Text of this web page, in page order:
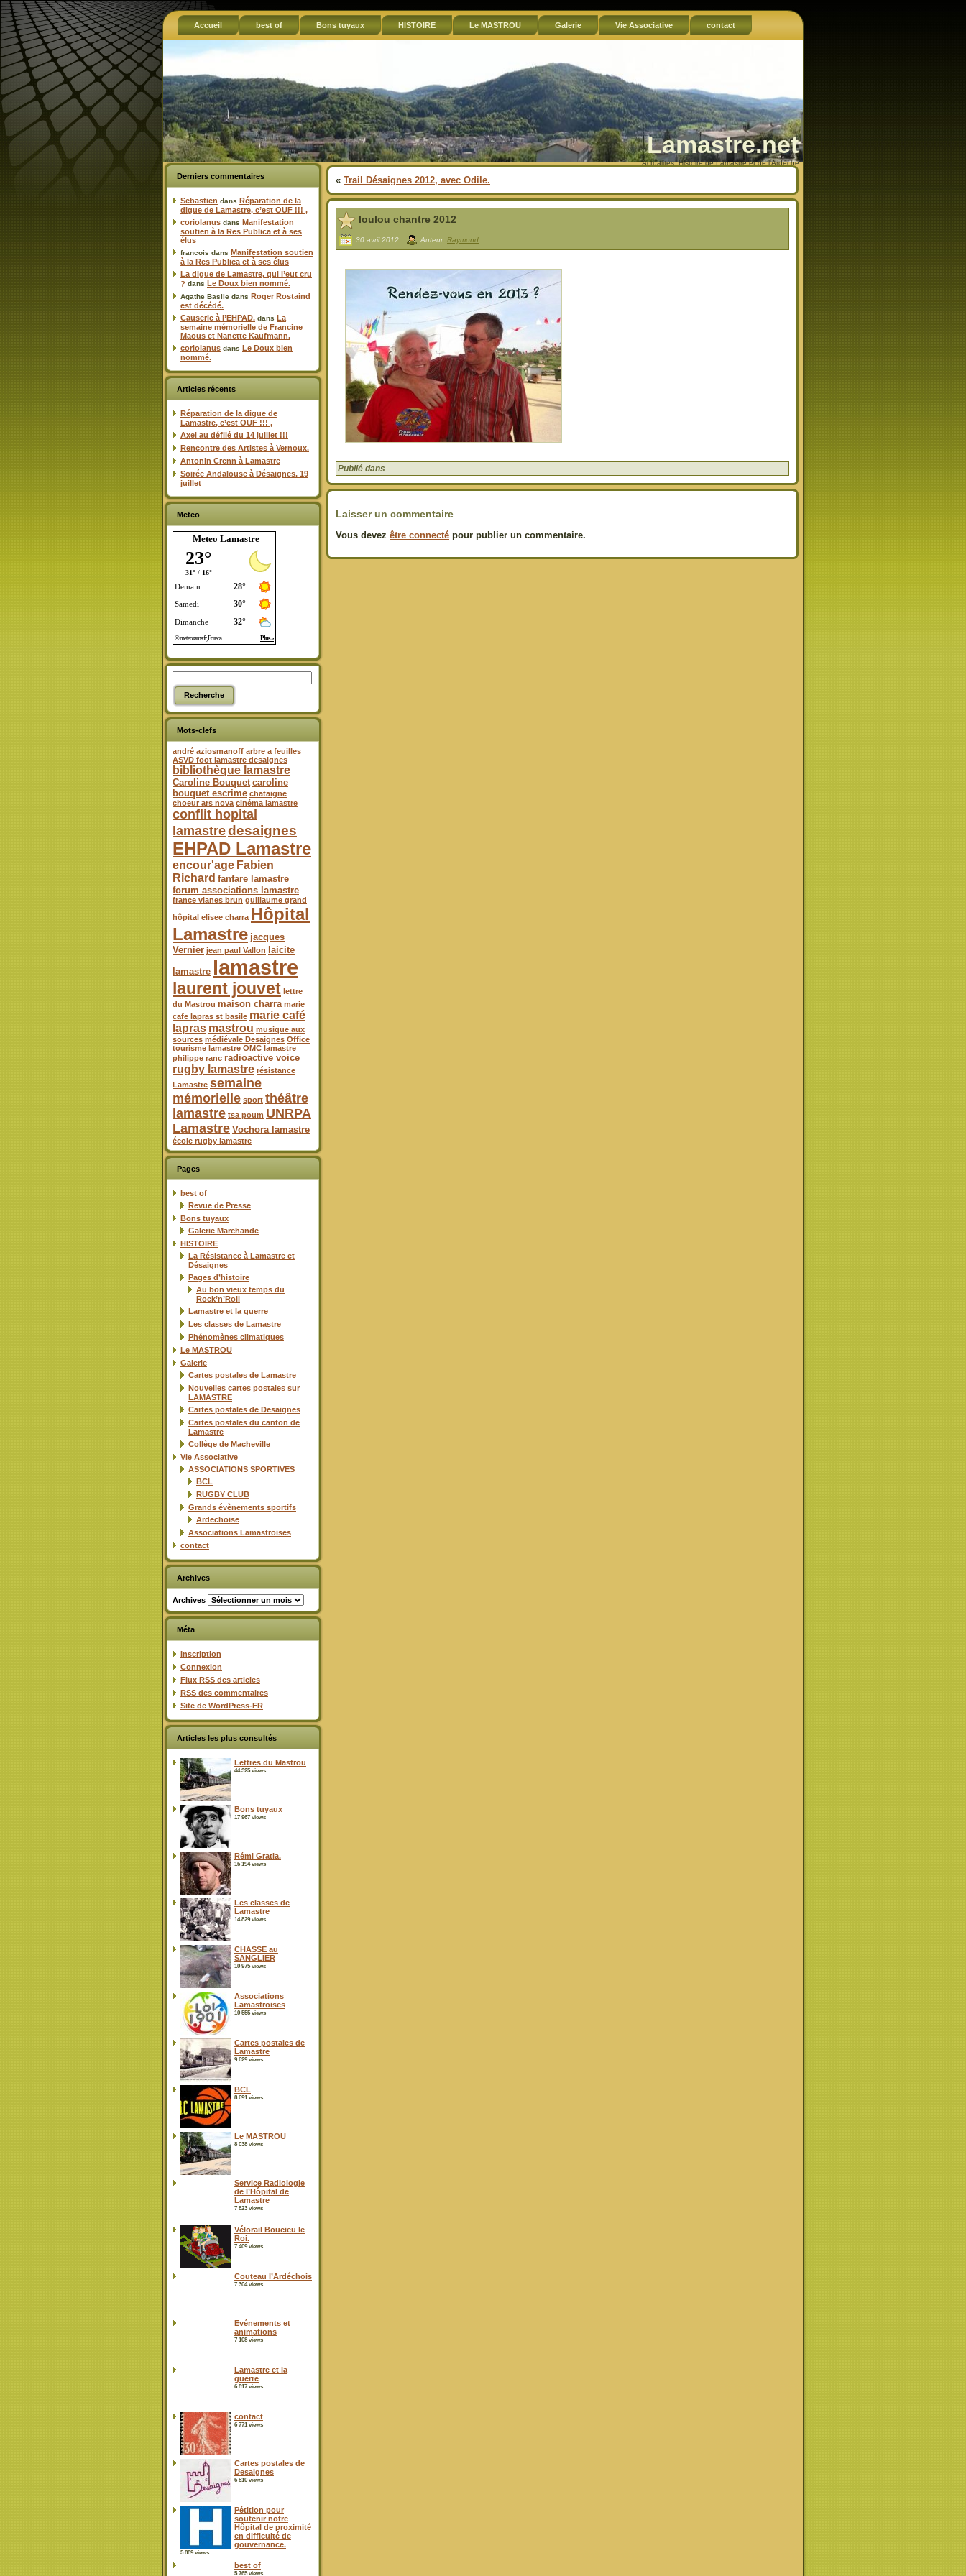
Accueil best of Bons tuyaux HISTOIRE Le MASTROU Galerie Vie Associative contact
Lamastre.net
Actualités, Histoire de Lamastre et de l'Ardèche
Derniers commentaires
Sebastien dans Réparation de la
digue de Lamastre, c’est OUF !!! ,
coriolanus dans Manifestation
soutien à la Res Publica et à ses
élus
francois dans Manifestation soutien
à la Res Publica et à ses élus
La digue de Lamastre, qui l’eut cru
? dans Le Doux bien nommé.
Agathe Basile dans Roger Rostaind
est décédé.
Causerie à l’EHPAD. dans La
semaine mémorielle de Francine
Maous et Nanette Kaufmann.
coriolanus dans Le Doux bien
nommé.
Articles récents
Réparation de la digue de
Lamastre, c’est OUF !!! ,
Axel au défilé du 14 juillet !!!
Rencontre des Artistes à Vernoux.
Antonin Crenn à Lamastre
Soirée Andalouse à Désaignes. 19
juillet
Meteo
Meteo Lamastre
Mots-clefs
andré aziosmanoff arbre a feuilles
ASVD foot lamastre desaignes
bibliothèque lamastre
Caroline Bouquet caroline
bouquet escrime chataigne
choeur ars nova cinéma lamastre
conflit hopital
lamastredesaignes
EHPAD Lamastre
encour'age Fabien
Richard fanfare lamastre
forum associations lamastre
france vianes brun guillaume grand
hôpital elisee charra Hôpital
Lamastre jacques
Vernier jean paul Vallon
laicite
lamastre lamastre
laurent jouvet lettre
du Mastrou maison charra marie
cafe lapras st basile marie café
lapras mastrou musique aux
sources médiévale Desaignes Office
tourisme lamastre OMC lamastre
philippe ranc radioactive voice
rugby lamastre résistance
Lamastre semaine
mémorielle sport théâtre
lamastre tsa poum UNRPA
Lamastre Vochora lamastre
école rugby lamastre
Pages
best of
Revue de Presse
Bons tuyaux
Galerie Marchande
HISTOIRE
La Résistance à Lamastre et
Désaignes
Pages d’histoire
Au bon vieux temps du
Rock’n’Roll
Lamastre et la guerre
Les classes de Lamastre
Phénomènes climatiques
Le MASTROU
Galerie
Cartes postales de Lamastre
Nouvelles cartes postales sur
LAMASTRE
Cartes postales de Desaignes
Cartes postales du canton de
Lamastre
Collège de Macheville
Vie Associative
ASSOCIATIONS SPORTIVES
BCL
RUGBY CLUB
Grands évènements sportifs
Ardechoise
Associations Lamastroises
contact
Archives
Archives
Méta
Inscription
Connexion
Flux RSS des articles
RSS des commentaires
Site de WordPress-FR
Articles les plus consultés
Lettres du Mastrou
44 325 views
Bons tuyaux
17 967 views
Rémi Gratia.
16 194 views
Les classes de
Lamastre
14 829 views
CHASSE au
SANGLIER
10 975 views
Associations
Lamastroises
10 555 views
Cartes postales de
Lamastre
9 629 views
BCL
8 691 views
Le MASTROU
8 038 views
Service Radiologie
de l’Hôpital de
Lamastre
7 823 views
Vélorail Boucieu le
Roi.
7 409 views
Couteau l’Ardéchois
7 304 views
Evénements et
animations
7 108 views
Lamastre et la
guerre
6 817 views
contact
6 771 views
Cartes postales de
Desaignes
6 510 views
Pétition pour
soutenir notre
Hôpital de proximité
en difficulté de
gouvernance.
5 889 views
best of
5 765 views
« Trail Désaignes 2012, avec Odile.
loulou chantre 2012
30 avril 2012 | Auteur: Raymond
Publié dans
Laisser un commentaire
Vous devez être connecté pour publier un commentaire.